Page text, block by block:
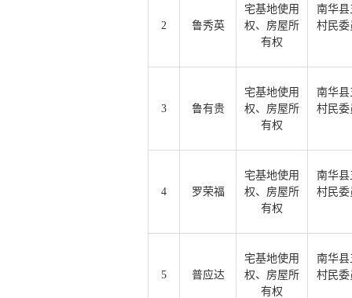
2 鲁秀英
宅基地使用
权、房屋所
有权
南华
村民
3 鲁有贵
宅基地使用
权、房屋所
有权
南华
村民
4 罗荣福
宅基地使用
权、房屋所
有权
南华
村民
5 普应达
宅基地使用
权、房屋所
有权
南华
村民